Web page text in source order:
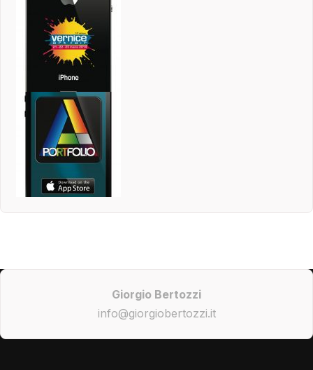
Giorgio Bertozzi
info@giorgiobertozzi.it